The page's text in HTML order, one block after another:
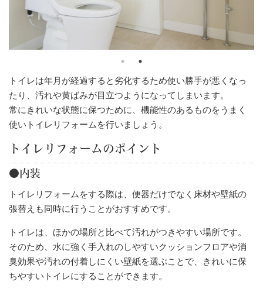
トイレは年月が経過すると劣化するため使い勝手が悪くなっ
たり、汚れや黄ばみが目立つようになってしまいます。
常にきれいな状態に保つために、機能性のあるものをうまく
使いトイレリフォームを行いましょう。
トイレリフォームのポイント
●内装
トイレリフォームをする際は、便器だけでなく床材や壁紙の
張替えも同時に行うことがおすすめです。
トイレは、ほかの場所と比べて汚れがつきやすい場所です。
そのため、水に強く手入れのしやすいクッションフロアや消
臭効果や汚れの付着しにくい壁紙を選ぶことで、きれいに保
ちやすいトイレにすることができます。